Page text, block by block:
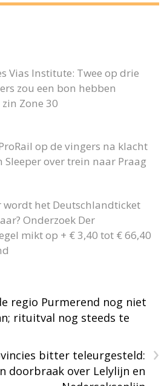
Vias Institute: Twee op drie
zou een bon hebben
Zone 30
op de vingers na klacht
Sleeper over trein naar Praag
wordt het Deutschlandticket
Onderzoek Der
mikt op + € 3,40 tot € 66,40
regio Purmerend nog niet
rituitval nog steeds te
›
bitter teleurgesteld:
doorbraak over Lelylijn en